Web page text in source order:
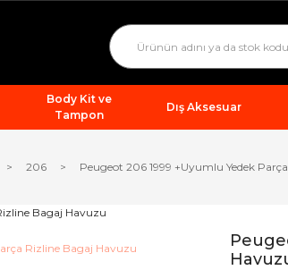
Body Kit ve
Tampon
Dış Aksesuar
206 Peugeot 206 1999 +Uyumlu Yedek